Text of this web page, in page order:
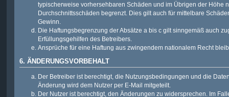
typischerweise vorhersehbaren Schäden und im Übrigen der Höhe
Durchschnittsschäden begrenzt. Dies gilt auch für mittelbare
Gewinn.
Die Haftungsbegrenzung der Absätze a bis c gilt sinngemäß auch
Erfüllungsgehilfen des Betreibers.
Ansprüche für eine Haftung aus zwingendem nationalem Recht
6. ÄNDERUNGSVORBEHALT
Der Betreiber ist berechtigt, die Nutzungsbedingungen und die
Änderung wird dem Nutzer per E-Mail mitgeteilt.
Der Nutzer ist berechtigt, den Änderungen zu widersprechen. Im